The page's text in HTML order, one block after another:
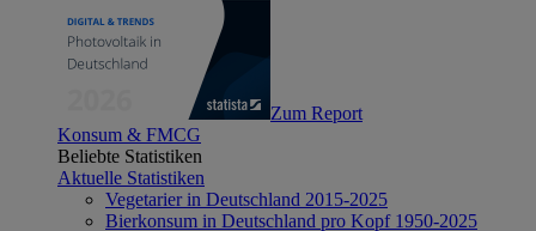
Zum Report
Konsum & FMCG
Beliebte Statistiken
Aktuelle Statistiken
Vegetarier in Deutschland 2015-2025
Bierkonsum in Deutschland pro Kopf 1950-2025